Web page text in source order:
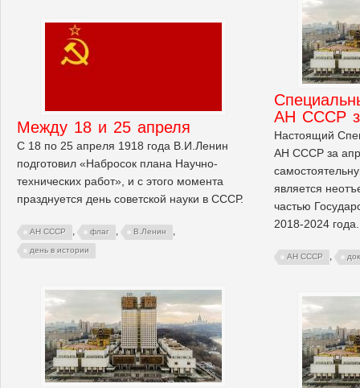
АН СССР
Настоящий
АН СССР за
является
частью
2018-2024 года.
АН СССР ,
Между 18 и 25 апреля
С 18 по 25 апреля 1918 года В.И.Ленин
подготовил «Набросок плана Научно-
технических работ», и с этого момента
празднуется день советской науки в СССР.
АН СССР , флаг , В.Ленин ,
день в истории